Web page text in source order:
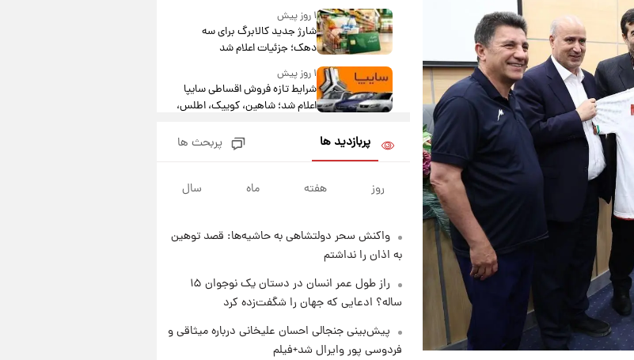
۱ روز پیش
شارژ جدید کالابرگ برای سه
دهک؛ جزئیات اعلام شد
۱ روز پیش
شرایط تازه فروش اقساطی سایپا
اعلام شد؛ شاهین، کوییک، اطلس،
سیگنال‌های جدید برای بازار طلا؛
پیش‌بینی قیمت سکه و طلا فردا
۱ روز پیش
ماه ۱۴۰۵
۱ روز پیش
مرداد ۱۴۰۵
پربازدید ها پربحث ها
روز هفته ماه سال
واکنش سحر دولتشاهی به حاشیه‌ها: قصد توهین
به اذان را نداشتم
راز طول عمر انسان در دستان یک نوجوان ۱۵
ساله؟ ادعایی که جهان را شگفت‌زده کرد
پیش‌بینی جنجالی احسان علیخانی درباره میثاقی و
فردوسی پور وایرال شد+فیلم